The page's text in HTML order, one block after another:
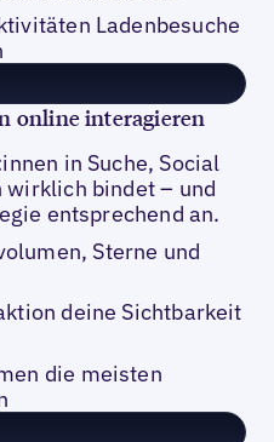
Ladenbesuche
online interagieren
in Suche, Social
wirklich bindet – und
entsprechend an.
Sterne und
deine Sichtbarkeit
die meisten